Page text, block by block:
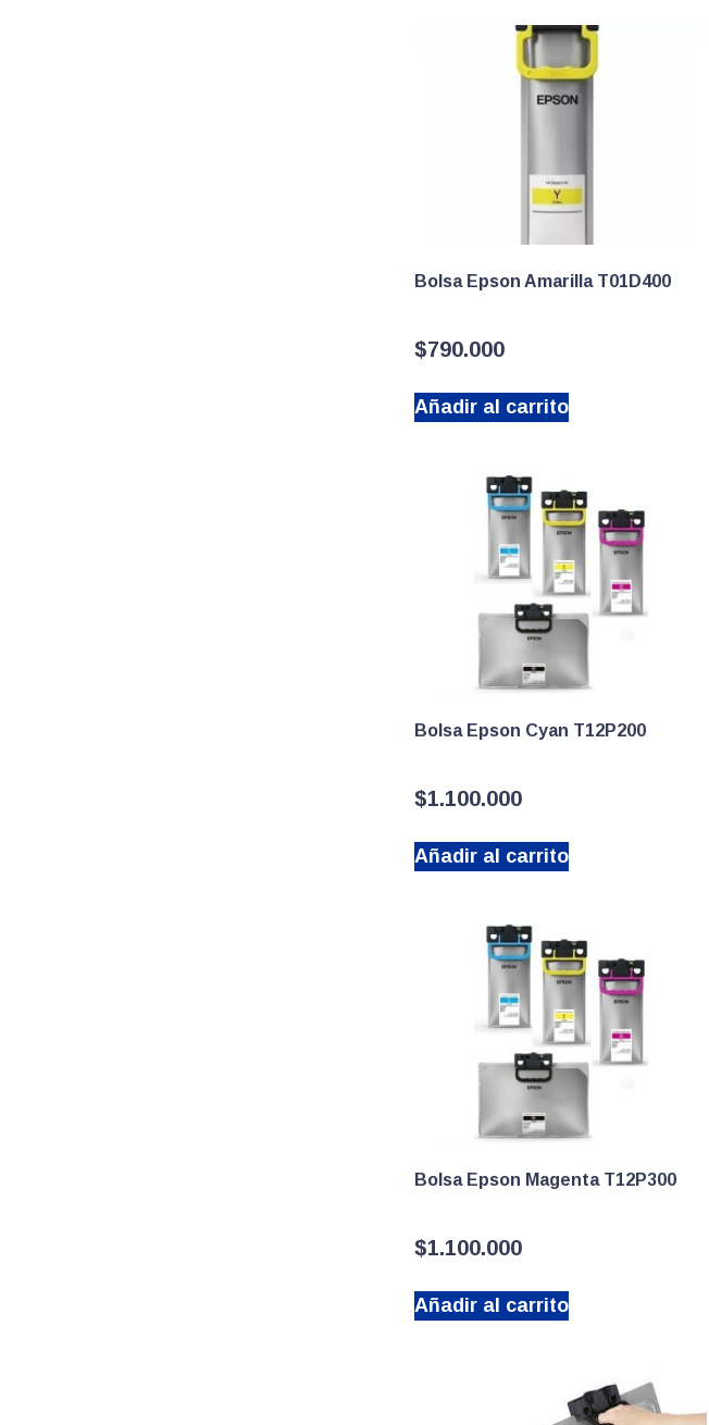
Bolsa Epson Amarilla T01D400
$790.000
Añadir al carrito
Bolsa Epson Cyan T12P200
$1.100.000
Añadir al carrito
Bolsa Epson Magenta T12P300
$1.100.000
Añadir al carrito